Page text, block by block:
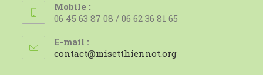
Mobile :
06 45 63 87 08 / 06 62 36 81 65
E-mail :
contact@misetthiennot.orgS’ouvre